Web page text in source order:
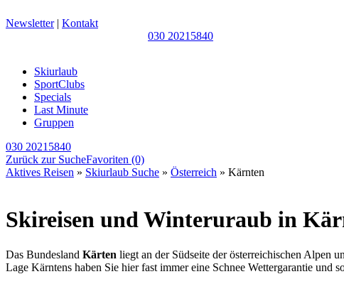
Newsletter| Kontakt
030 20215840
Skiurlaub
SportClubs
Specials
Last Minute
Gruppen
030 20215840
Zurück zur SucheFavoriten (0)
Aktives Reisen » Skiurlaub Suche » Österreich » Kärnten
Skireisen und Winteruraub in
Das Bundesland Kärten liegt an der Südseite der österreichischen Alpen
Lage Kärntens haben Sie hier fast immer eine Schnee Wettergarantie